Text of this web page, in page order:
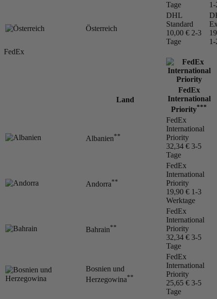
Tage 1-
Österreich
DHL
Standard
10,00 € 2-3
Tage
1-
FedEx
Land
FedEx
International
Priority***
Albanien**
FedEx
International
Priority
32,34 € 3-5
Tage
Andorra**
FedEx
International
Priority
19,90 € 1-3
Werktage
Bahrain**
FedEx
International
Priority
32,34 € 3-5
Tage
Bosnien und
Herzegowina**
FedEx
International
Priority
25,65 € 3-5
Tage